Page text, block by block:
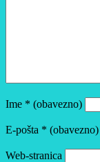
Ime * (obavezno)
E-pošta * (obavezno)
Web-stranica